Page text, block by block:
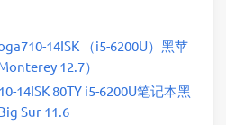
14ISK （i5-6200U）黑苹
12.7）
14ISK 80TY i5-6200U笔记本黑
Sur 11.6